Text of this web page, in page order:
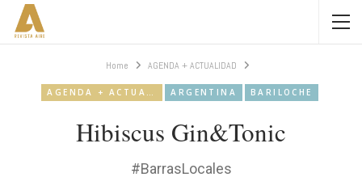
Home AGENDA + ACTUALIDAD
AGENDA + ACTUALIDAD ARGENTINA BARILOCHE
Hibiscus Gin&Tonic
#BarrasLocales